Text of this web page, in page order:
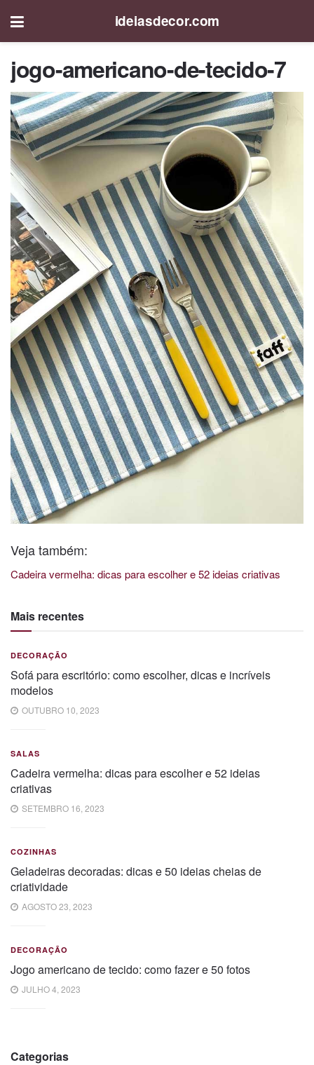
ideiasdecor.com
jogo-americano-de-tecido-7
Veja também:
Cadeira vermelha: dicas para escolher e 52 ideias criativas
Mais recentes
DECORAÇÃO
Sofá para escritório: como escolher, dicas e incríveis
modelos
OUTUBRO 10, 2023
SALAS
Cadeira vermelha: dicas para escolher e 52 ideias
criativas
SETEMBRO 16, 2023
COZINHAS
Geladeiras decoradas: dicas e 50 ideias cheias de
criatividade
AGOSTO 23, 2023
DECORAÇÃO
Jogo americano de tecido: como fazer e 50 fotos
JULHO 4, 2023
Categorias